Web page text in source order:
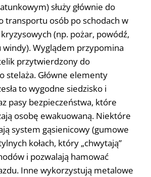
służy głównie do
transportu osób po schodach w
(np. pożar, powódź,
windy). Wyglądem przypomina
przytwierdzony do
stelaża. Główne elementy
to wygodne siedzisko i
pasy bezpieczeństwa, które
osobę ewakuowaną. Niektóre
system gąsienicowy (gumowe
kołach, który „chwytają”
i pozwalają hamować
Inne wykorzystują metalowe